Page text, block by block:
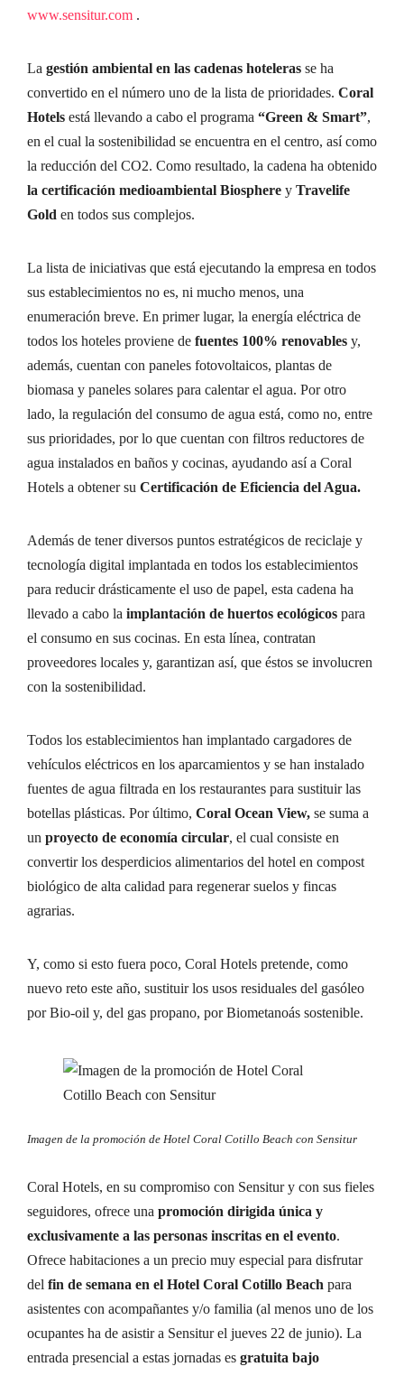
www.sensitur.com .
La gestión ambiental en las cadenas hoteleras se ha
convertido en el número uno de la lista de prioridades. Coral
Hotels está llevando a cabo el programa “Green & Smart”,
en el cual la sostenibilidad se encuentra en el centro, así como
la reducción del CO2. Como resultado, la cadena ha obtenido
la certificación medioambiental Biosphere y Travelife
Gold en todos sus complejos.
La lista de iniciativas que está ejecutando la empresa en todos
sus establecimientos no es, ni mucho menos, una
enumeración breve. En primer lugar, la energía eléctrica de
todos los hoteles proviene de fuentes 100% renovables y,
además, cuentan con paneles fotovoltaicos, plantas de
biomasa y paneles solares para calentar el agua. Por otro
lado, la regulación del consumo de agua está, como no, entre
sus prioridades, por lo que cuentan con filtros reductores de
agua instalados en baños y cocinas, ayudando así a Coral
Hotels a obtener su Certificación de Eficiencia del Agua.
Además de tener diversos puntos estratégicos de reciclaje y
tecnología digital implantada en todos los establecimientos
para reducir drásticamente el uso de papel, esta cadena ha
llevado a cabo la implantación de huertos ecológicos para
el consumo en sus cocinas. En esta línea, contratan
proveedores locales y, garantizan así, que éstos se involucren
con la sostenibilidad.
Todos los establecimientos han implantado cargadores de
vehículos eléctricos en los aparcamientos y se han instalado
fuentes de agua filtrada en los restaurantes para sustituir las
botellas plásticas. Por último, Coral Ocean View, se suma a
un proyecto de economía circular, el cual consiste en
convertir los desperdicios alimentarios del hotel en compost
biológico de alta calidad para regenerar suelos y fincas
agrarias.
Y, como si esto fuera poco, Coral Hotels pretende, como
nuevo reto este año, sustituir los usos residuales del gasóleo
por Bio-oil y, del gas propano, por Biometanoás sostenible.
Imagen de la promoción de Hotel Coral Cotillo Beach con Sensitur
Coral Hotels, en su compromiso con Sensitur y con sus fieles
seguidores, ofrece una promoción dirigida única y
exclusivamente a las personas inscritas en el evento.
Ofrece habitaciones a un precio muy especial para disfrutar
del fin de semana en el Hotel Coral Cotillo Beach para
asistentes con acompañantes y/o familia (al menos uno de los
ocupantes ha de asistir a Sensitur el jueves 22 de junio). La
entrada presencial a estas jornadas es gratuita bajo